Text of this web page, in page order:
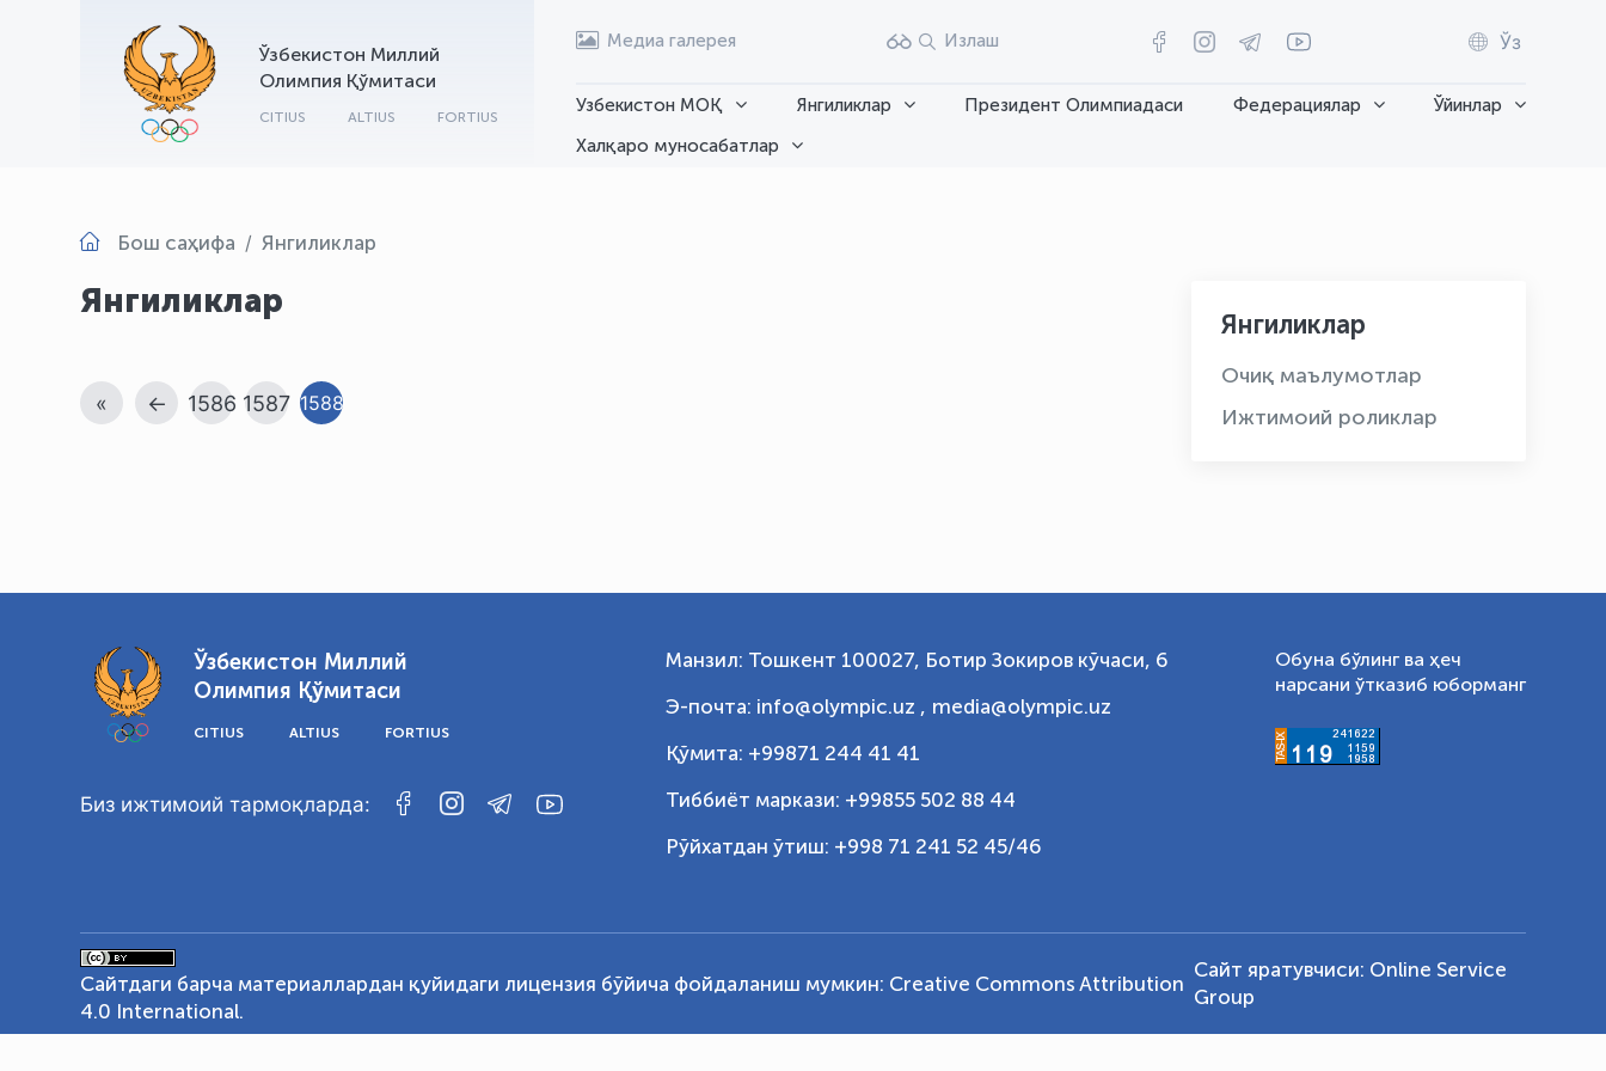
Ўзбекистон Миллий
Олимпия Қўмитаси
CITIUS ALTIUS FORTIUS
Медиа галерея Излаш Ўз
Узбекистон МОҚ Янгиликлар Президент Олимпиадаси Федерациялар
Ўйинлар
Халқаро муносабатлар
Бош саҳифа Янгиликлар
Янгиликлар
« ← 1586 1587 1588
Янгиликлар
Очиқ маълумотлар
Ижтимоий роликлар
Ўзбекистон Миллий
Олимпия Қўмитаси
CITIUS ALTIUS FORTIUS
Биз ижтимоий тармоқларда:
Манзил: Тошкент 100027, Ботир Зокиров кўчаси, 6
Э-почта: info@olympic.uz , media@olympic.uz
Қўмита: +99871 244 41 41
Тиббиёт маркази: +99855 502 88 44
Рўйхатдан ўтиш: +998 71 241 52 45/46
Обуна бўлинг ва ҳеч
нарсани ўтказиб юборманг
Сайтдаги барча материаллардан қуйидаги лицензия бўйича фойдаланиш мумкин: Creative Commons Attribution
4.0 International.
Сайт яратувчиси: Online Service
Group
OLYMPCHIK AI - yordamchi